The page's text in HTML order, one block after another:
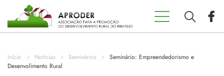
Aproder
EDL 20.30
Início Notícias Seminários
Seminário: Empreendedorismo e
Desenvolimento Rural